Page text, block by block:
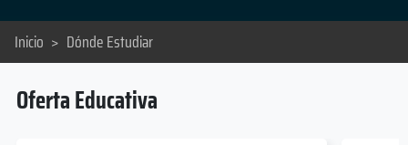
Inicio > Dónde Estudiar
Oferta Educativa